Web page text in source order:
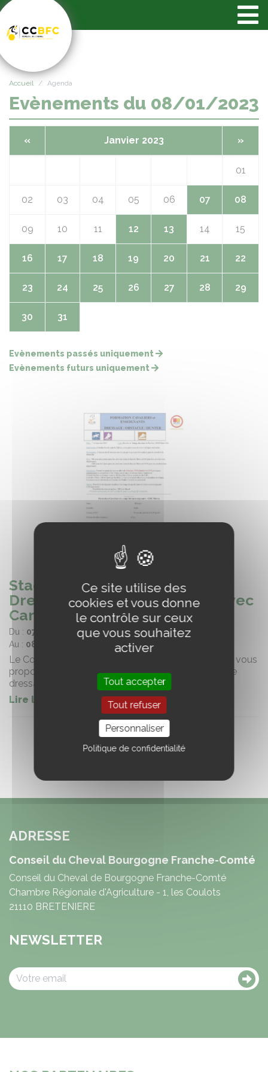
Accueil Agenda
Evènements du 08/01/2023
« Janvier 2023 »
01
02 03 04 05 06 07 08
09 10 11 12 13 14 15
16 17 18 19 20 21 22
23 24 25 26 27 28 29
30 31
Evènements passés uniquement
Evènements futurs uniquement
Stage
Dressage/Obstacle/Hunter avec
Caroline Ravel (58)
Du : 07/01/2023
Au : 08/01/2023
Le Comité Départemental d’Equitation de la Nièvre vous
propose de retrouver Caroline Ravel, lors d'un stage
dressage / obstacle / hunter
Lire la suite
ADRESSE
Conseil du Cheval Bourgogne Franche-Comté
Conseil du Cheval de Bourgogne Franche-Comté
Chambre Régionale d'Agriculture - 1, les Coulots
21110 BRETENIERE
NEWSLETTER
Panneau de gestion des cookies
Ce site utilise des
cookies et vous donne
le contrôle sur ceux
que vous souhaitez
activer
Tout accepter
Tout refuser
Personnaliser
Politique de confidentialité